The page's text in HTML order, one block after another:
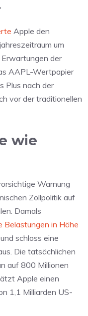
Apple den
um
der
AAPL-Wertpapier
Plus nach der
vor der traditionellen
wie
Warnung
Zollpolitik auf
Damals
Belastungen in Höhe
schloss eine
Die tatsächlichen
auf 800 Millionen
Apple einen
1,1 Milliarden US-